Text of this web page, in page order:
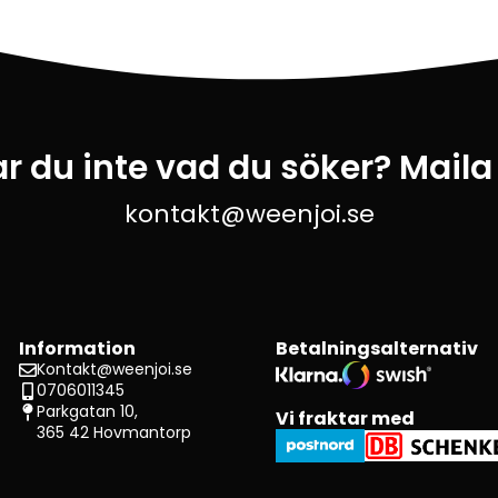
du inte vad du söker?
kontakt@weenjoi.se
Information
Kontakt@weenjoi.se
0706011345
Parkgatan 10,
365 42 Hovmantorp
Betalningsalternativ
Vi fraktar med